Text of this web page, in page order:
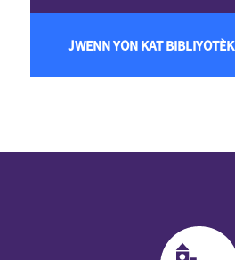
JWENN YON KAT BIBLIYOTÈK